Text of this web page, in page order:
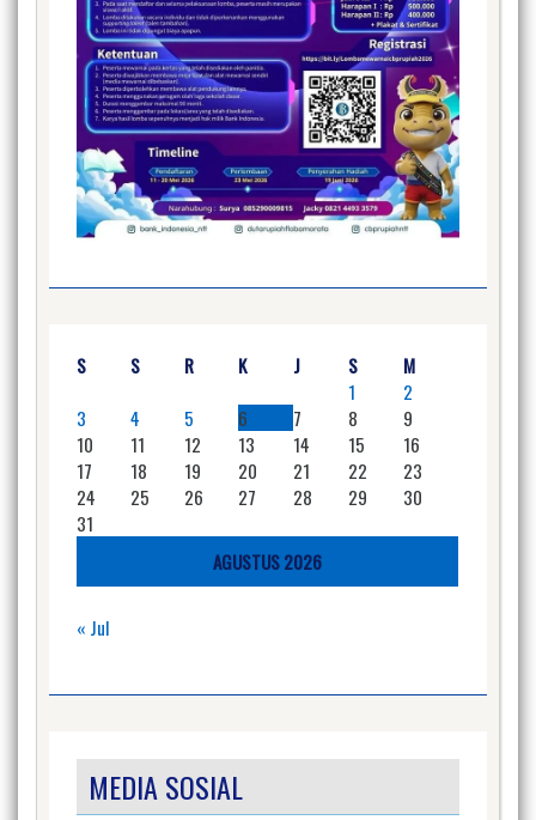
AGUSTUS 2026
S S R K J S
M
1
2
3
4 5 6 7 8
9
10
11 12 13 14 15
16
17
18 19 20 21 22
23
24
25 26 27 28 29
30
31
« Jul
MEDIA SOSIAL